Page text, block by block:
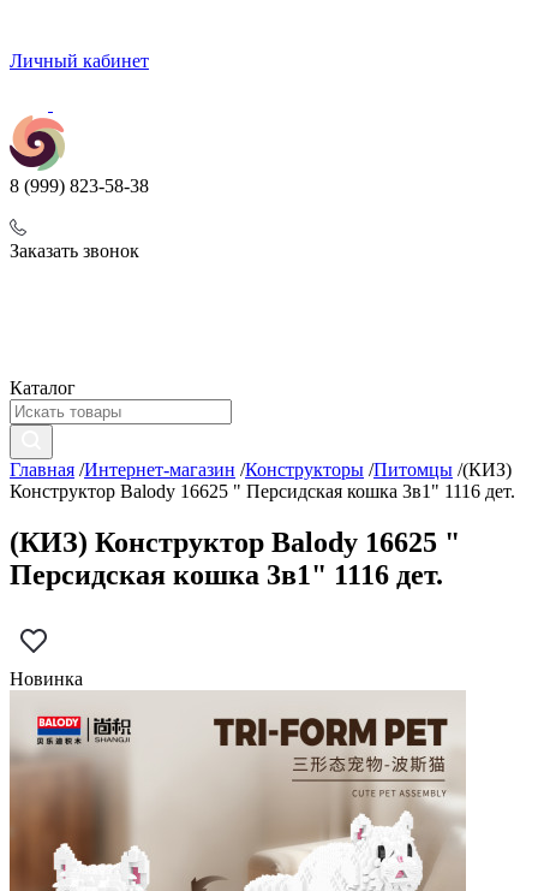
Личный кабинет
8 (999) 823-58-38
Заказать звонок
Каталог
Главная /Интернет-магазин /Конструкторы /Питомцы /(КИЗ)
Конструктор Balody 16625 " Персидская кошка 3в1" 1116 дет.
(КИЗ) Конструктор Balody 16625 "
Персидская кошка 3в1" 1116 дет.
Новинка